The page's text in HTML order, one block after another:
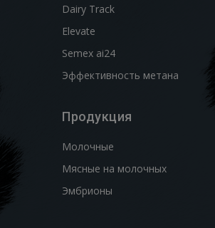
Dairy Track
Elevate
Semex ai24
Эффективность метана
Продукция
Молочные
Мясные на молочных
Эмбрионы